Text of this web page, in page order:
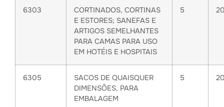
6303
CORTINADOS, CORTINAS
E ESTORES; SANEFAS E
ARTIGOS SEMELHANTES
PARA CAMAS PARA USO
EM HOTÉIS E HOSPITAIS
5
6305
SACOS DE QUAISQUER
DIMENSÕES, PARA
EMBALAGEM
5